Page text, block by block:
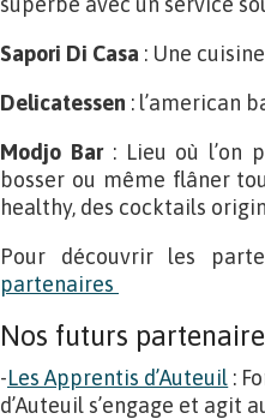
Sapori Di Casa : Une
Delicatessen : l’american
Modjo Bar: Lieu où l’on
bosser ou même flâner
healthy, des cocktails
Pour découvrir les
partenaires
Nos futurs
-Les Apprentis d’Auteuil :
d’Auteuil s’engage et agit